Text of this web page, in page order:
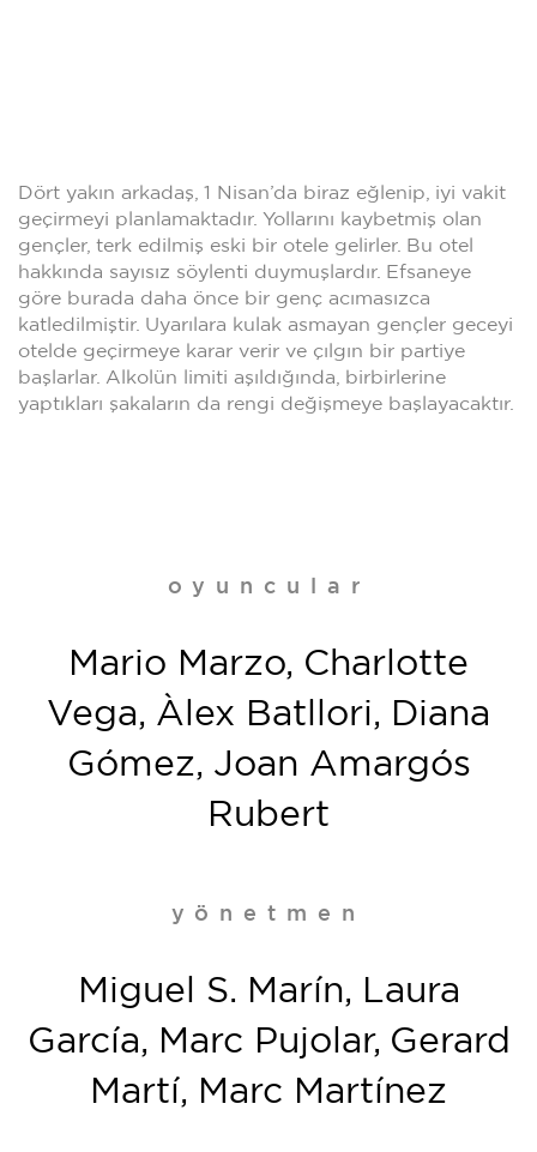
Dört yakın arkadaş, 1 Nisan’da biraz eğlenip, iyi vakit
geçirmeyi planlamaktadır. Yollarını kaybetmiş olan
gençler, terk edilmiş eski bir otele gelirler. Bu otel
hakkında sayısız söylenti duymuşlardır. Efsaneye
göre burada daha önce bir genç acımasızca
katledilmiştir. Uyarılara kulak asmayan gençler geceyi
otelde geçirmeye karar verir ve çılgın bir partiye
başlarlar. Alkolün limiti aşıldığında, birbirlerine
yaptıkları şakaların da rengi değişmeye başlayacaktır.
oyuncular
Mario Marzo, Charlotte
Vega, Àlex Batllori, Diana
Gómez, Joan Amargós
Rubert
yönetmen
Miguel S. Marín, Laura
García, Marc Pujolar, Gerard
Martí, Marc Martínez